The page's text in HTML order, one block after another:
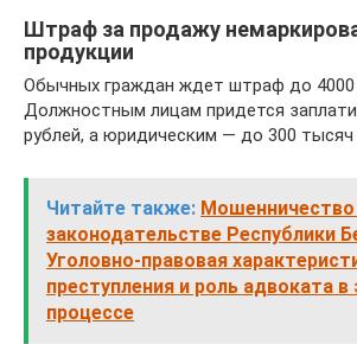
Штраф за продажу
продукции
Обычных граждан ждет штраф до 4000
Должностным лицам придется
рублей, а юридическим — до 300 тысяч
Читайте также: Мошенничество
законодательстве Республики
Уголовно-правовая
преступления и роль адвоката
процессе